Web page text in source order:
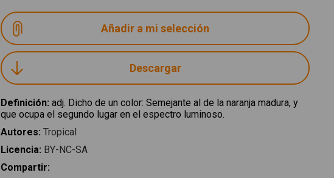
Descargar
Definición: adj. Dicho de un color: Semejante al de la naranja madura, y
que ocupa el segundo lugar en el espectro luminoso.
Autores: Tropical
Licencia: BY-NC-SA
Compartir: